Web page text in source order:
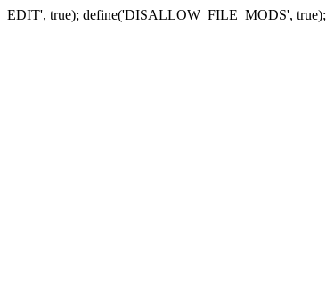
true); define('DISALLOW_FILE_MODS', true);